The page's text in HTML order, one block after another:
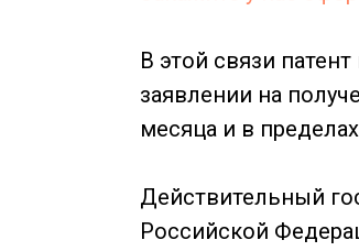
В этой связи
заявлении на
месяца и в
Действительный
Российской